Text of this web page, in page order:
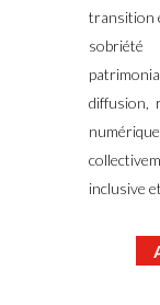
transition
diffusion,
inclusive